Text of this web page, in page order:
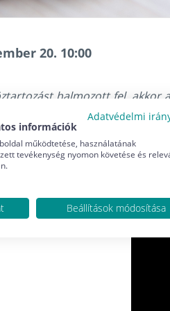
20. 10:00
halmozott fel, akkor
kérhessen, tudnia kell, hogy
derítheti ki. Információs
Adatvédelmi
információk
működtetése, használatának
tevékenység nyomon követése és
Beállítások módosítása